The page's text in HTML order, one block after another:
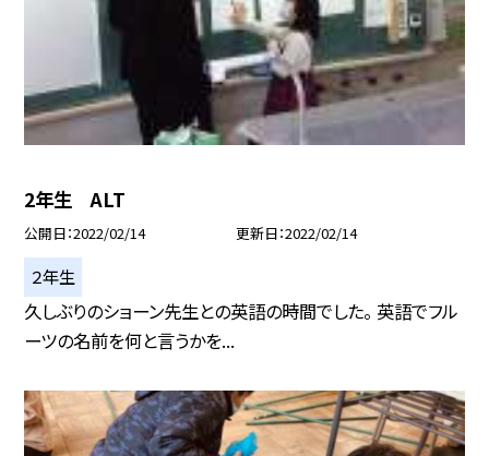
2年生 ALT
公開日 2022/02/14 更新日 2022/02/14
２年生
久しぶりのショーン先生との英語の時間でした。 英語でフル
ーツの名前を何と言うかを...